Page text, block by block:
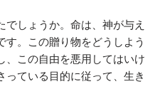
しょうか。命は、神が与え
。この贈り物をどうしよう
、この自由を悪用してはいけ
っている目的に従って、生き